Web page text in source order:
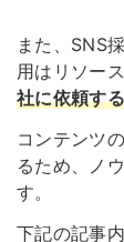
また、SNS
用はリソー
社に依頼す
コンテンツ
るため、ノ
す。
下記の記事